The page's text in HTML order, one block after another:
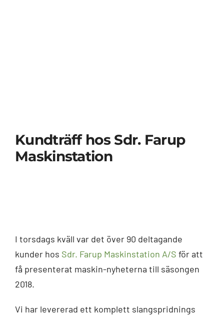
Kundträff hos Sdr. Farup
Maskinstation
I torsdags kväll var det över 90 deltagande
kunder hos Sdr. Farup Maskinstation A/S för att
få presenterat maskin-nyheterna till säsongen
2018.
Vi har levererad ett komplett slangspridnings